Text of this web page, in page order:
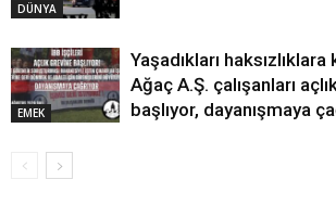
DÜNYA
EMEK
Yaşadıkları
Ağaç A.Ş. çalışanları
başlıyor, dayanışmaya